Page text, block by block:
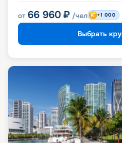
от 66 960 ₽ /чел +1 000
Выбрать